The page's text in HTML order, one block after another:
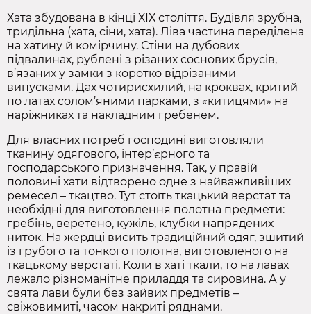
Хата збудована в кінці ХІХ століття. Будівля зрубна,
тридільна (хата, сіни, хата). Ліва частина переділена
на хатину й комірчину. Стіни на дубових
підвалинах, рублені з різаних соснових брусів,
в’язаних у замки з коротко відрізаними
випусками. Дах чотирисхилий, на кроквах, критий
по латах солом’яними парками, з «китицями» на
наріжниках та накладним гребенем.
Для власних потреб господині виготовляли
тканину одягового, інтер’єрного та
господарського призначення. Так, у правій
половині хати відтворено одне з найважливіших
ремесел – ткацтво. Тут стоїть ткацький верстат та
необхідні для виготовлення полотна предмети:
гребінь, веретено, кужіль, клубки напрядених
ниток. На жердці висить традиційний одяг, зшитий
із грубого та тонкого полотна, виготовленого на
ткацькому верстаті. Коли в хаті ткали, то на лавах
лежало різноманітне приладдя та сировина. А у
свята лави були без зайвих предметів –
свіжовимиті, часом накриті ряднами.